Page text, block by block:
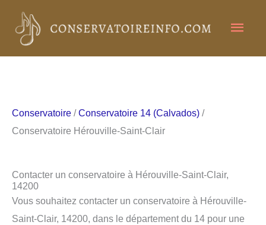
contenu
Conservatoire /Conservatoire 14 (Calvados) /
Conservatoire Hérouville-Saint-Clair
Contacter un conservatoire à Hérouville-Saint-Clair,
14200
Vous souhaitez contacter un conservatoire à Hérouville-
Saint-Clair, 14200, dans le département du 14 pour une